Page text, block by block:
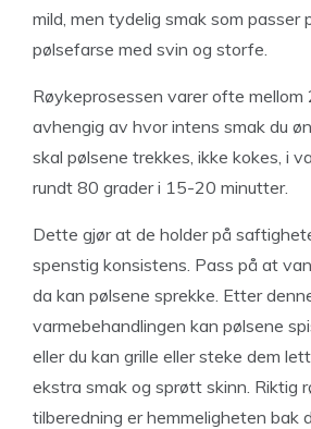
mild, men tydelig smak som passer
pølsefarse med svin og storfe.
Røykeprosessen varer ofte mellom
avhengig av hvor intens smak du
skal pølsene trekkes, ikke kokes, i
rundt 80 grader i 15-20 minutter.
Dette gjør at de holder på
spenstig konsistens. Pass på at
da kan pølsene sprekke. Etter
varmebehandlingen kan pølsene
eller du kan grille eller steke dem
ekstra smak og sprøtt skinn. Riktig
tilberedning er hemmeligheten bak